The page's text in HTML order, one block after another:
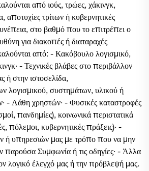
από ιούς, τρώες, χάκινγκ,
αποτυχίες τρίτων ή κυβερνητικές
στο βαθμό που το επιτρέπει ο
για διακοπές ή διαταραχές
από: - Κακόβουλο λογισμικό,
- Τεχνικές βλάβες στο περιβάλλον
ή στην ιστοσελίδα,
λογισμικού, συστημάτων, υλικού ή
- Λάθη χρηστών· - Φυσικές καταστροφές
πανδημίες), κοινωνικά περιστατικά
πόλεμοι, κυβερνητικές πράξεις)· -
ή υπηρεσιών μας με τρόπο που να μην
παρούσα Συμφωνία ή τις οδηγίες· - Άλλα
λογικό έλεγχό μας ή την πρόβλεψή μας.